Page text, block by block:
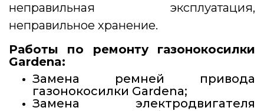
неправильная эксплуатация,
неправильное хранение.
Работы по ремонту газонокосилки
Gardena:
Замена ремней привода
газонокосилки Gardena;
Замена электродвигателя